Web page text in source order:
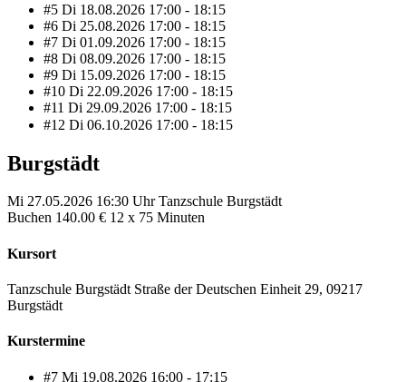
#5 Di 18.08.2026 17:00 - 18:15
#6 Di 25.08.2026 17:00 - 18:15
#7 Di 01.09.2026 17:00 - 18:15
#8 Di 08.09.2026 17:00 - 18:15
#9 Di 15.09.2026 17:00 - 18:15
#10 Di 22.09.2026 17:00 - 18:15
#11 Di 29.09.2026 17:00 - 18:15
#12 Di 06.10.2026 17:00 - 18:15
Burgstädt
Mi 27.05.2026 16:30 Uhr Tanzschule Burgstädt
Buchen 140.00 € 12 x 75 Minuten
Kursort
Tanzschule Burgstädt Straße der Deutschen Einheit 29, 09217
Burgstädt
Kurstermine
#7 Mi 19.08.2026 16:00 - 17:15